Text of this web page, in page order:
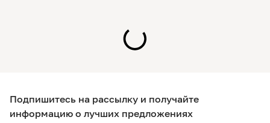
Подпишитесь на рассылку и получайте
информацию о лучших предложениях